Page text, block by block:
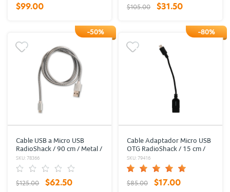
$99.00 $105.00 $31.50
-50%
Cable USB a Micro USB
RadioShack / 90 cm / Metal /
Plata
SKU: 78366
$125.00 $62.50
-80%
Cable Adaptador Micro USB
OTG RadioShack / 15 cm /
Plástico / Negro
SKU: 79416
$85.00 $17.00